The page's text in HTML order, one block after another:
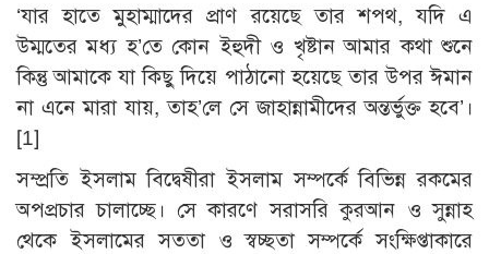
‘যার হাতে মুহাম্মাদের প্রাণ রয়েছে তার শপথ, যদি এ
উম্মতের মধ্য হ’তে কোন ইহুদী ও খৃষ্টান আমার কথা শুনে
কিন্তু আমাকে যা কিছু দিয়ে পাঠানো হয়েছে তার উপর ঈমান
না এনে মারা যায়, তাহ’লে সে জাহান্নামীদের অন্তর্ভুক্ত হবে’।
[1]
সম্প্রতি ইসলাম বিদ্বেষীরা ইসলাম সম্পর্কে বিভিন্ন রকমের
অপপ্রচার চালাচ্ছে। সে কারণে সরাসরি কুরআন ও সুন্নাহ
থেকে ইসলামের সততা ও স্বচ্ছতা সম্পর্কে সংক্ষিপ্তাকারে